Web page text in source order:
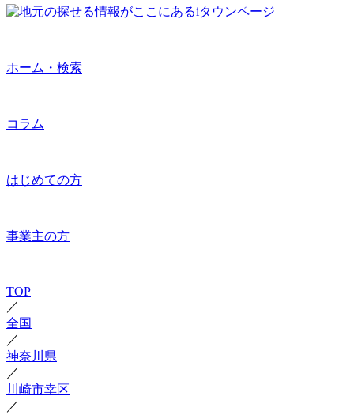
ホーム・検索
コラム
はじめての方
事業主の方
TOP
／
全国
／
神奈川県
／
川崎市幸区
／